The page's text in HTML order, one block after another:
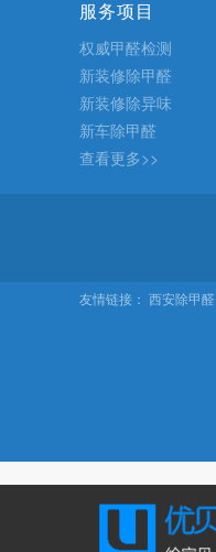
服务项目
权威甲醛检测
新装修除甲醛
新装修除异味
新车除甲醛
查看更多>>
友情链接： 西安除甲醛